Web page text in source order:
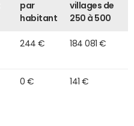
par
habitant
villages de
250 à 500
244 € 184 081 €
0 € 141 €